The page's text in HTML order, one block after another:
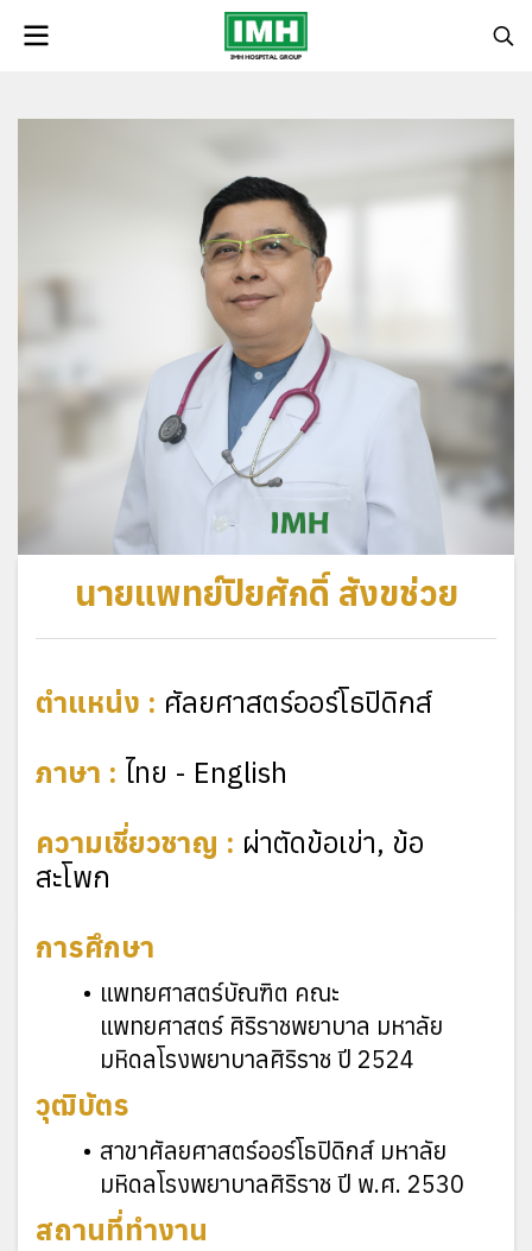
นายแพทย์ปิยศักดิ์ สังขช่วย
ตำแหน่ง : ศัลยศาสตร์ออร์โธปิดิกส์
ภาษา : ไทย - English
ความเชี่ยวชาญ : ผ่าตัดข้อเข่า, ข้อ
สะโพก
การศึกษา
แพทยศาสตร์บัณฑิต คณะ
แพทยศาสตร์ ศิริราชพยาบาล มหาลัย
มหิดลโรงพยาบาลศิริราช ปี 2524
วุฒิบัตร
สาขาศัลยศาสตร์ออร์โธปิดิกส์ มหาลัย
มหิดลโรงพยาบาลศิริราช ปี พ.ศ. 2530
สถานที่ทำงาน